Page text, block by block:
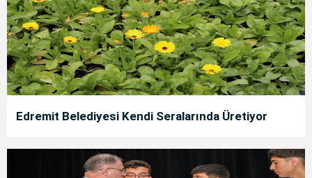
Edremit Belediyesi Kendi Seralarında Üretiyor